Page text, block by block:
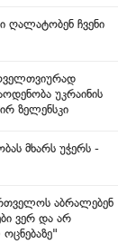
ღალატობენ ჩვენი
უკრაინის
ზელენსკი
მხარს უჭერს -
აბრალებენ
ვერ და არ